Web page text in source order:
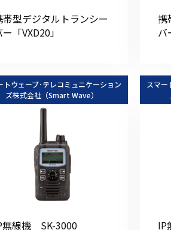
帯型デジタルトランシー
「VXD20」
携
バ
トウェーブ･テレコミュニケーション
ズ株式会社（Smart Wave）
無線機 SK-3000
スマー
IP